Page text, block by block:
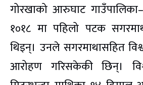
गोरखाको आरुघाट
१०१८ मा पहिलो पटक
थिइन्। उनले सगरमाथासहित
आरोहण गरिसकेकी छिन्।